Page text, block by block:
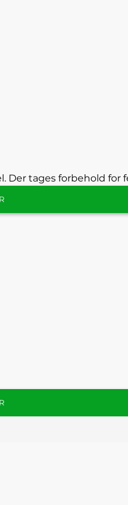
tages forbehold for